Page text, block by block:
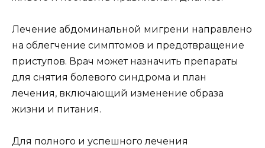
Лечение абдоминальной мигрени направлено
на облегчение симптомов и предотвращение
приступов. Врач может назначить препараты
для снятия болевого синдрома и план
лечения, включающий изменение образа
жизни и питания.
Для полного и успешного лечения